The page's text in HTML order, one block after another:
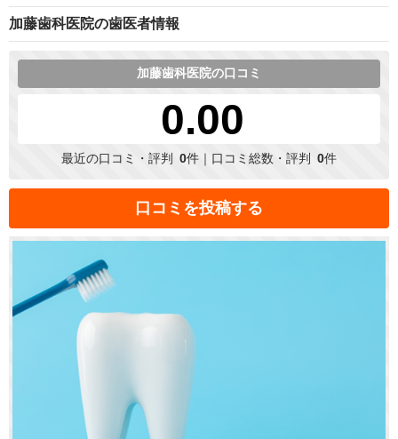
加藤歯科医院の歯医者情報
加藤歯科医院の口コミ
0.00
最近の口コミ・評判 0件｜口コミ総数・評判 0件
口コミを投稿する